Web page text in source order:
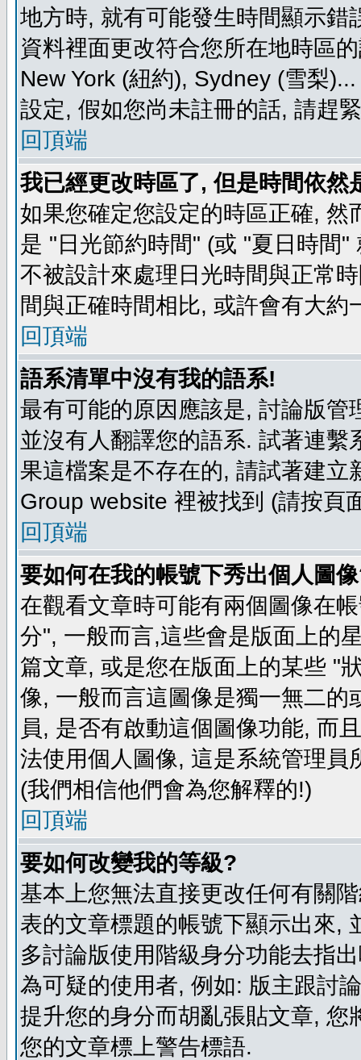
地方時, 就有可能發生時間顯示
資料裡面更改符合您所在地時區
New York (紐約), Sydney (雪梨
設定, 假如您尚未註冊的話, 請趕
回頂端
我已經更改時區了, 但是時間依然
如果您確定您設定的時區正確,
是 "日光節約時間" (或 "夏日時間
不被設計來處理日光時間與正常
間與正確時間相比, 或許會有大約
回頂端
語系清單中沒有我的語系!
最有可能的原因應該是, 討論版
並沒有人翻譯您的語系. 試著連
果這檔案是不存在的, 請試著建
Group website 裡被找到 (請按頁
回頂端
要如何在我的帳號下秀出個人圖
在觀看文章時可能有兩個圖像在
分", 一般而言,這些會是版面上的
篇文章, 或是您在版面上的某些 "
像, 一般而言這圖像是獨一無二
員, 是否有啟動這個圖像功能, 而
法使用個人圖像, 這是系統管理
(我們相信他們會為您解釋的!)
回頂端
要如何改變我的等級?
基本上您無法直接更改任何有關
表的文章標題的帳號下顯示出來,
多討論版使用階級身分功能去指
為可疑的使用者, 例如: 版主跟討
提升您的身分而胡亂張貼文章,
您的文章標上警告標語.